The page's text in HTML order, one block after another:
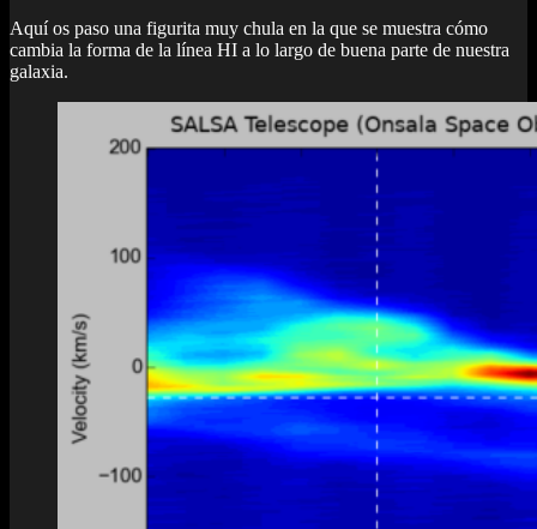
Aquí os paso una figurita muy chula en la que se muestra cómo
cambia la forma de la línea HI a lo largo de buena parte de nuestra
galaxia.